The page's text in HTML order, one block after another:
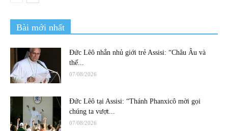
Bài mới nhất
Đức Lêô nhắn nhủ giới trẻ Assisi: “Châu Âu và
thế...
07/08/2026
Đức Lêô tại Assisi: “Thánh Phanxicô mời gọi
chúng ta vượt...
07/08/2026